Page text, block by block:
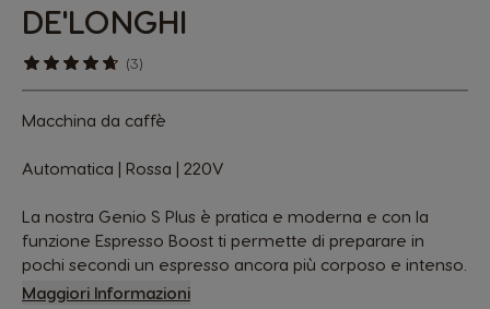
DE'LONGHI
(3)
Macchina da caffè
Automatica | Rossa | 220V
La nostra Genio S Plus è pratica e moderna e con la
funzione Espresso Boost ti permette di preparare in
pochi secondi un espresso ancora più corposo e intenso.
Maggiori Informazioni